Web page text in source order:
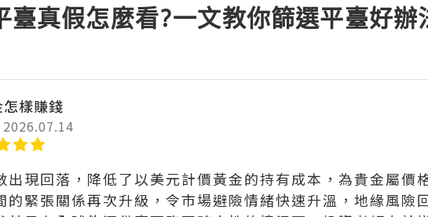
臺真假怎麼看?一文教你篩選平臺好辦
樣賺錢
2026.07.14
出現回落，降低了以美元計價黃金的持有成本，為貴金屬價
的緊張關係再次升級，令市場避險情緒快速升溫，地緣風險